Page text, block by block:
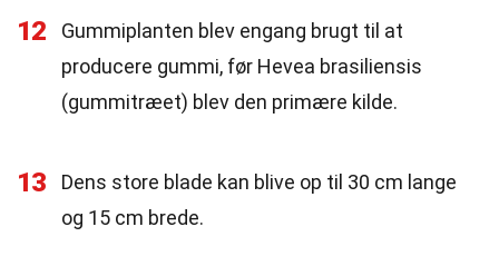
12
Gummiplanten blev engang brugt til at
producere gummi, før Hevea brasiliensis
(gummitræet) blev den primære kilde.
13
Dens store blade kan blive op til 30 cm lange
og 15 cm brede.